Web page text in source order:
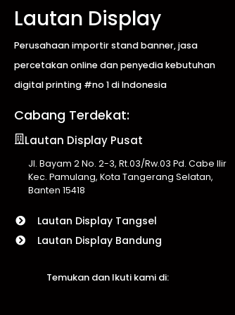
Lautan Display
Perusahaan importir stand banner, jasa
percetakan online dan penyedia kebutuhan
digital printing #no 1 di Indonesia
Cabang Terdekat:
Lautan Display Pusat
Jl. Bayam 2 No. 2-3, Rt.03/Rw.03 Pd. Cabe Ilir
Kec. Pamulang, Kota Tangerang Selatan,
Banten 15418
Lautan Display Tangsel
Lautan Display Bandung
Temukan dan Ikuti kami di: